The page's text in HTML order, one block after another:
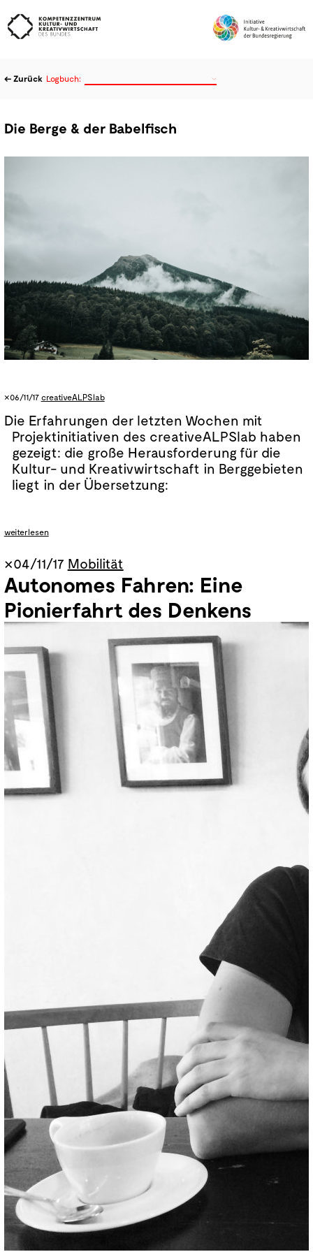
← Zurück Logbuch:
Datatelling
Foodlab
Die Berge & der Babelfisch
×06/11/17 creativeALPSlab
Die Erfahrungen der letzten Wochen mit
Projektinitiativen des creativeALPSlab haben
gezeigt: die große Herausforderung für die
Kultur- und Kreativwirtschaft in Berggebieten
liegt in der Übersetzung:
weiterlesen
×04/11/17 Mobilität
Autonomes Fahren: Eine
Pionierfahrt des Denkens